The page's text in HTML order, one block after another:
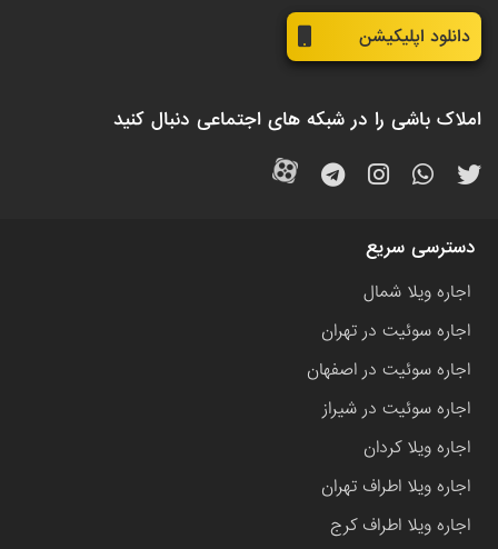
دانلود اپلیکیشن
املاک باشی را در شبکه های اجتماعی دنبال کنید
دسترسی سریع
اجاره ویلا شمال
اجاره سوئیت در تهران
اجاره سوئیت در اصفهان
اجاره سوئیت در شیراز
اجاره ویلا کردان
اجاره ویلا اطراف تهران
اجاره ویلا اطراف کرج